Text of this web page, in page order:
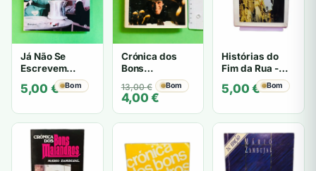
Já Não Se
Escrevem
Cartas de Amor
- Mário
5,00 € Bom
Crónica dos
Bons
Malandros -
Mário Zambujal
13,00€
O
preço
original
era:
13,00 €.
4,00€
O
preço
atual
é:
4,00 €.
Bom
Histórias do
Fim da Rua -
Mário Zambujal
5,00€ Bom